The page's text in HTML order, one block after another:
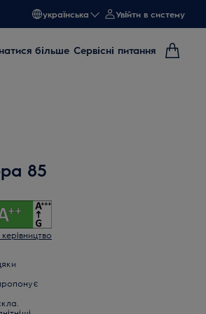
українська Увійти в систему
більше Сервісні питання
85
керівництво